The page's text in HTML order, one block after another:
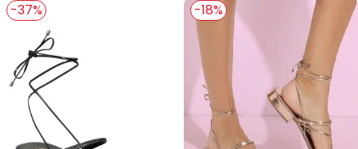
-37% -18%